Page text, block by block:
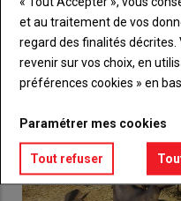
et au traitement de vos
regard des finalités
revenir sur vos choix, en
préférences cookies » en
Paramétrer mes cookies
Tout refuser